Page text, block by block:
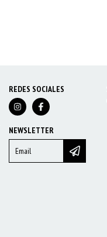
REDES SOCIALES
NEWSLETTER